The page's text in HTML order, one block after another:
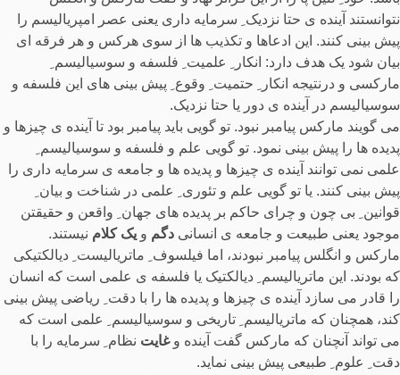
نتوانستند آینده ی حتا نزدیک ِ سرمایه داری یعنی عصر امپریالیسم را
پیش بینی کنند. این ادعاها و تکذیب ها از سوی هرکس و هر فرقه ای
بیان شود یک هدف دارد: انکار ِ علمیت ِ فلسفه و سوسیالیسم ِ
مارکسی و درنتیجه انکار ِ حتمیت ِ وقوع ِ پیش بینی های این فلسفه و
سوسیالیسم در آینده ی دور یا حتا نزدیک.
می گویند مارکس پیامبر نبود. تو گویی باید پیامبر بود تا آینده ی چیزها و
پدیده ها را پیش بینی نمود. تو گویی علم و فلسفه و سوسیالیسم ِ
علمی نمی توانند آینده ی چیزها و پدیده ها و جامعه ی سرمایه داری را
پیش بینی کنند. یا تو گویی علم و تئوری ِ علمی در شناخت و بیان ِ
قوانین ِ بی چون و چرای حاکم بر پدیده های جهان ِ واقعن و حقیقتن
موجود یعنی طبیعت و جامعه ی انسانی دگم و یک کلام نیستند.
مارکس و انگلس پیامبر نبودند، اما فیلسوف ِ ماتریالیست ِ دیالکتیکی
که بودند. این ماتریالیسم ِ دیالکتیک یا فلسفه ی علمی است که انسان
را قادر می سازد آینده ی چیزها و پدیده ها را با دقت ِ ریاضی پیش بینی
کند، همچنان که ماتریالیسم ِ تاریخی و سوسیالیسم ِ علمی است که
می تواند آنچنان که مارکس گفت آینده وغایت نظام ِ سرمایه را با
دقت ِ علوم ِ طبیعی پیش بینی نماید.